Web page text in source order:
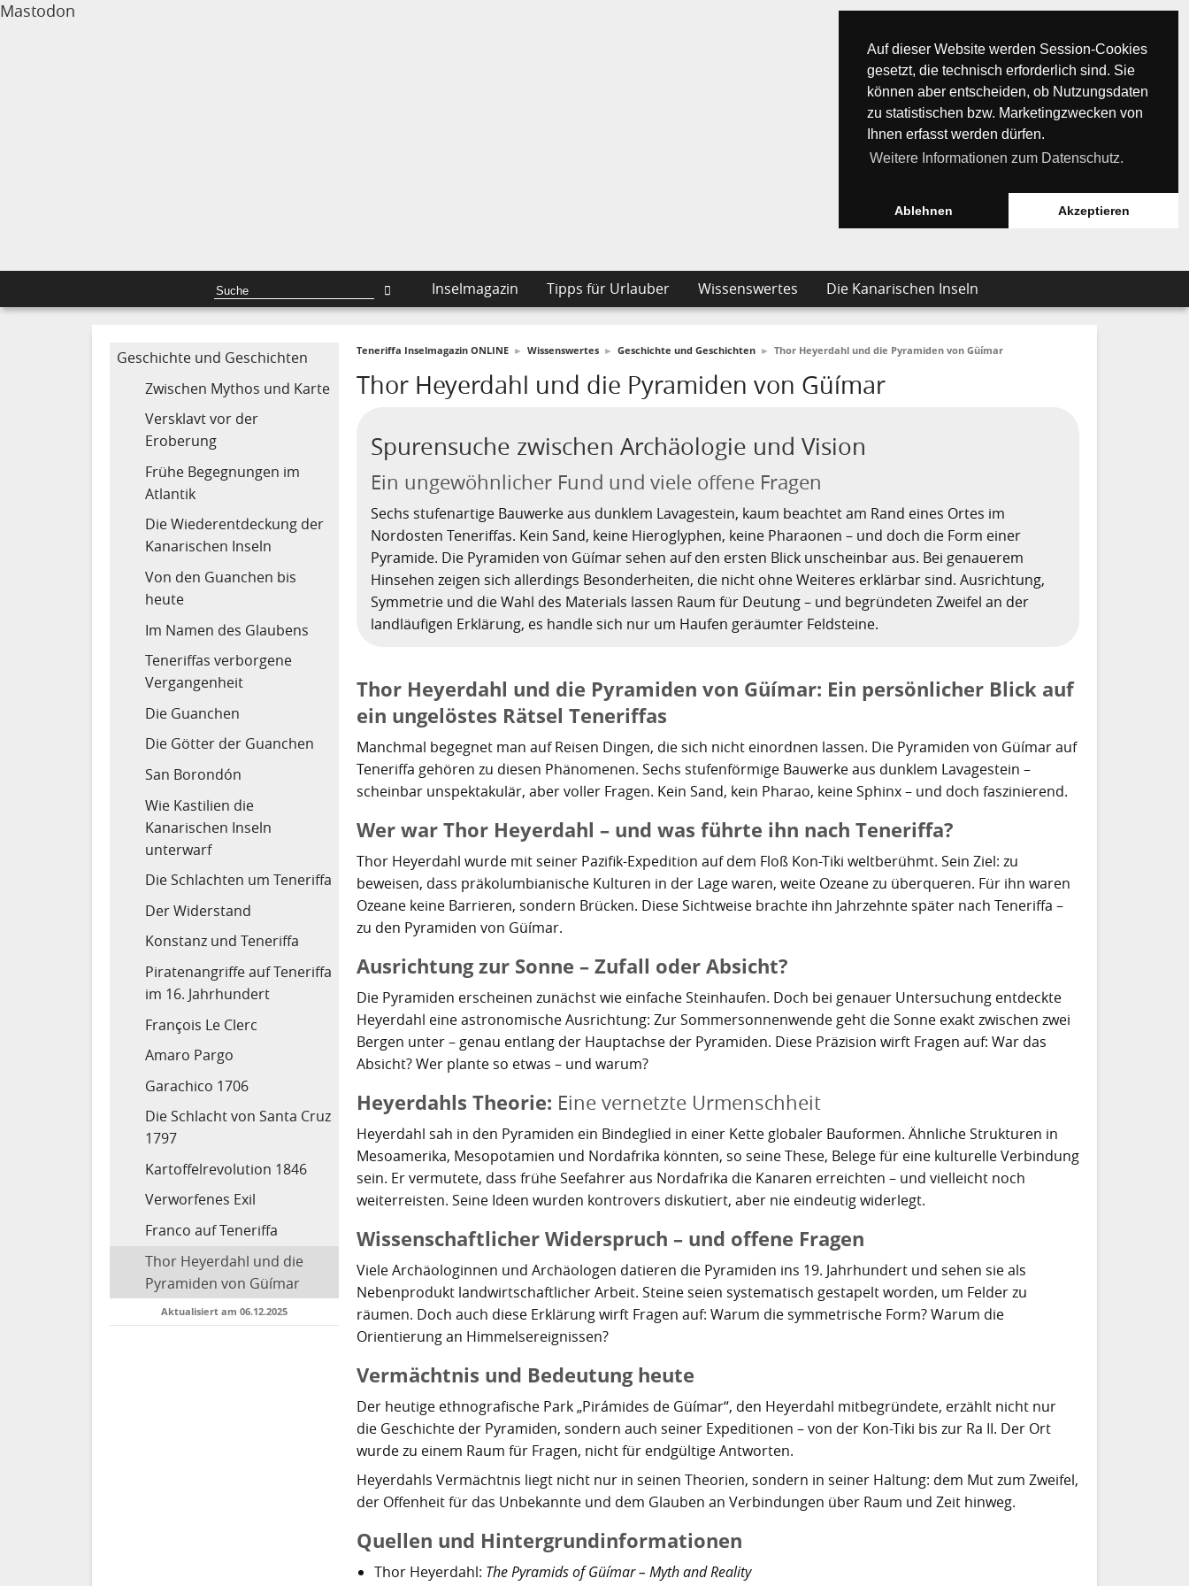
Auf dieser Website werden Session-Cookies
gesetzt, die technisch erforderlich sind. Sie
können aber entscheiden, ob Nutzungsdaten
zu statistischen bzw. Marketingzwecken von
Ihnen erfasst werden dürfen.
Weitere Informationen zum Datenschutz.
Ablehnen Akzeptieren
Mastodon
Inselmagazin Tipps für Urlauber Wissenswertes Die Kanarischen Inseln
Geschichte und Geschichten
Zwischen Mythos und Karte
Versklavt vor der
Eroberung
Frühe Begegnungen im
Atlantik
Die Wiederentdeckung der
Kanarischen Inseln
Von den Guanchen bis
heute
Im Namen des Glaubens
Teneriffas verborgene
Vergangenheit
Die Guanchen
Die Götter der Guanchen
San Borondón
Wie Kastilien die
Kanarischen Inseln
unterwarf
Die Schlachten um Teneriffa
Der Widerstand
Konstanz und Teneriffa
Piratenangriffe auf Teneriffa
im 16. Jahrhundert
François Le Clerc
Amaro Pargo
Garachico 1706
Die Schlacht von Santa Cruz
1797
Kartoffelrevolution 1846
Verworfenes Exil
Franco auf Teneriffa
Thor Heyerdahl und die
Pyramiden von Güímar
Aktualisiert am 06.12.2025
Teneriffa Inselmagazin ONLINE ► Wissenswertes ► Geschichte und Geschichten ► Thor Heyerdahl und die Pyramiden von Güímar
Thor Heyerdahl und die Pyramiden von Güímar
Spurensuche zwischen Archäologie und Vision
Ein ungewöhnlicher Fund und viele offene Fragen
Sechs stufenartige Bauwerke aus dunklem Lavagestein, kaum beachtet am Rand eines Ortes im
Nordosten Teneriffas. Kein Sand, keine Hieroglyphen, keine Pharaonen – und doch die Form einer
Pyramide. Die Pyramiden von Güímar sehen auf den ersten Blick unscheinbar aus. Bei genauerem
Hinsehen zeigen sich allerdings Besonderheiten, die nicht ohne Weiteres erklärbar sind. Ausrichtung,
Symmetrie und die Wahl des Materials lassen Raum für Deutung – und begründeten Zweifel an der
landläufigen Erklärung, es handle sich nur um Haufen geräumter Feldsteine.
Thor Heyerdahl und die Pyramiden von Güímar: Ein persönlicher Blick auf
ein ungelöstes Rätsel Teneriffas
Manchmal begegnet man auf Reisen Dingen, die sich nicht einordnen lassen. Die Pyramiden von Güímar auf
Teneriffa gehören zu diesen Phänomenen. Sechs stufenförmige Bauwerke aus dunklem Lavagestein –
scheinbar unspektakulär, aber voller Fragen. Kein Sand, kein Pharao, keine Sphinx – und doch faszinierend.
Wer war Thor Heyerdahl – und was führte ihn nach Teneriffa?
Thor Heyerdahl wurde mit seiner Pazifik-Expedition auf dem Floß Kon-Tiki weltberühmt. Sein Ziel: zu
beweisen, dass präkolumbianische Kulturen in der Lage waren, weite Ozeane zu überqueren. Für ihn waren
Ozeane keine Barrieren, sondern Brücken. Diese Sichtweise brachte ihn Jahrzehnte später nach Teneriffa –
zu den Pyramiden von Güímar.
Ausrichtung zur Sonne – Zufall oder Absicht?
Die Pyramiden erscheinen zunächst wie einfache Steinhaufen. Doch bei genauer Untersuchung entdeckte
Heyerdahl eine astronomische Ausrichtung: Zur Sommersonnenwende geht die Sonne exakt zwischen zwei
Bergen unter – genau entlang der Hauptachse der Pyramiden. Diese Präzision wirft Fragen auf: War das
Absicht? Wer plante so etwas – und warum?
Heyerdahls Theorie: Eine vernetzte Urmenschheit
Heyerdahl sah in den Pyramiden ein Bindeglied in einer Kette globaler Bauformen. Ähnliche Strukturen in
Mesoamerika, Mesopotamien und Nordafrika könnten, so seine These, Belege für eine kulturelle Verbindung
sein. Er vermutete, dass frühe Seefahrer aus Nordafrika die Kanaren erreichten – und vielleicht noch
weiterreisten. Seine Ideen wurden kontrovers diskutiert, aber nie eindeutig widerlegt.
Wissenschaftlicher Widerspruch – und offene Fragen
Viele Archäologinnen und Archäologen datieren die Pyramiden ins 19. Jahrhundert und sehen sie als
Nebenprodukt landwirtschaftlicher Arbeit. Steine seien systematisch gestapelt worden, um Felder zu
räumen. Doch auch diese Erklärung wirft Fragen auf: Warum die symmetrische Form? Warum die
Orientierung an Himmelsereignissen?
Vermächtnis und Bedeutung heute
Der heutige ethnografische Park „Pirámides de Güímar“, den Heyerdahl mitbegründete, erzählt nicht nur
die Geschichte der Pyramiden, sondern auch seiner Expeditionen – von der Kon-Tiki bis zur Ra II. Der Ort
wurde zu einem Raum für Fragen, nicht für endgültige Antworten.
Heyerdahls Vermächtnis liegt nicht nur in seinen Theorien, sondern in seiner Haltung: dem Mut zum Zweifel,
der Offenheit für das Unbekannte und dem Glauben an Verbindungen über Raum und Zeit hinweg.
Quellen und Hintergrundinformationen
Thor Heyerdahl: The Pyramids of Güímar – Myth and Reality